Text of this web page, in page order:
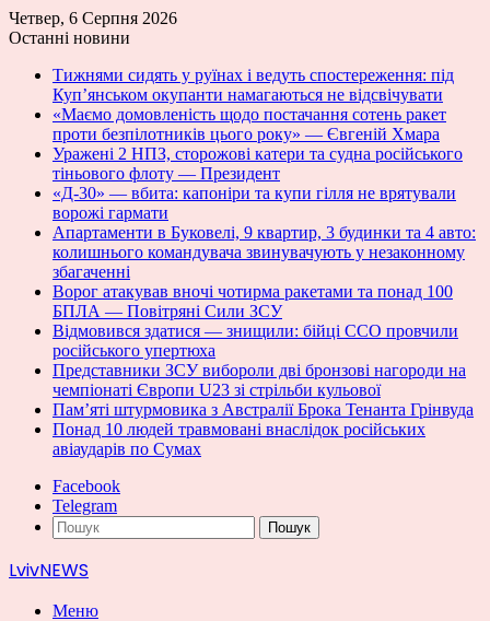
Четвер, 6 Серпня 2026
Останні новини
Тижнями сидять у руїнах і ведуть спостереження: під
Куп’янськом окупанти намагаються не відсвічувати
«Маємо домовленість щодо постачання сотень ракет
проти безпілотників цього року» — Євгеній Хмара
Уражені 2 НПЗ, сторожові катери та судна російського
тіньового флоту — Президент
«Д-30» — вбита: капоніри та купи гілля не врятували
ворожі гармати
Апартаменти в Буковелі, 9 квартир, 3 будинки та 4 авто:
колишнього командувача звинувачують у незаконному
збагаченні
Ворог атакував вночі чотирма ракетами та понад 100
БПЛА — Повітряні Сили ЗСУ
Відмовився здатися — знищили: бійці ССО провчили
російського упертюха
Представники ЗСУ вибороли дві бронзові нагороди на
чемпіонаті Європи U23 зі стрільби кульової
Пам’яті штурмовика з Австралії Брока Тенанта Грінвуда
Понад 10 людей травмовані внаслідок російських
авіаударів по Сумах
Facebook
Telegram
Пошук
LvivNEWS
Меню